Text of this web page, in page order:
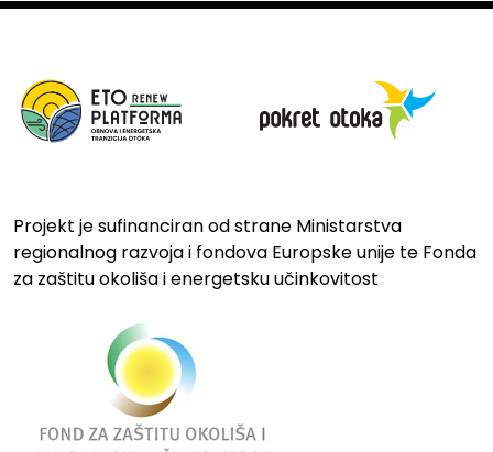
Projekt je sufinanciran od strane Ministarstva
regionalnog razvoja i fondova Europske unije te Fonda
za zaštitu okoliša i energetsku učinkovitost